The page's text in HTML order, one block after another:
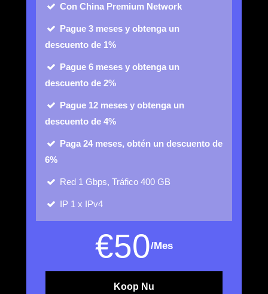
Con China Premium Network
Pague 3 meses y obtenga un
descuento de 1%
Pague 6 meses y obtenga un
descuento de 2%
Pague 12 meses y obtenga un
descuento de 4%
Paga 24 meses, obtén un descuento de
6%
Red 1 Gbps, Tráfico 400 GB
IP 1 x IPv4
€50/Mes
Koop Nu